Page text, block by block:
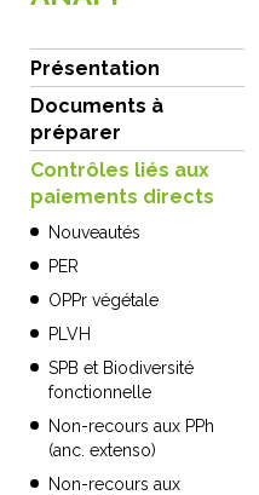
Présentation
Documents à
préparer
Contrôles liés aux
paiements directs
Nouveautés
PER
OPPr végétale
PLVH
SPB et Biodiversité
fonctionnelle
Non-recours aux PPh
(anc. extenso)
Non-recours aux